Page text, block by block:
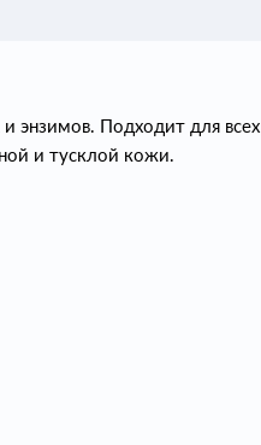
энзимов. Подходит для всех
и тусклой кожи.